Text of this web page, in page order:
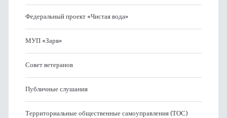
Федеральный проект «Чистая вода»
МУП «Заря»
Совет ветеранов
Публичные слушания
Территориальные общественные самоуправления (ТОС)